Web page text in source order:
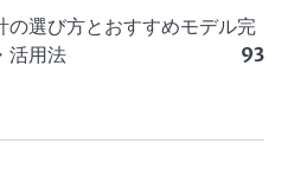
の選び方とおすすめモデル完
活用法
93